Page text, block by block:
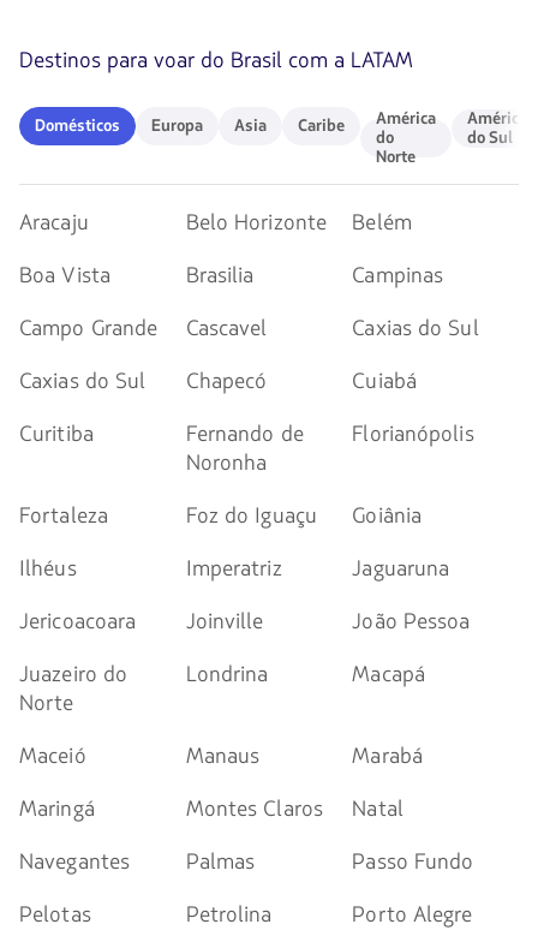
flechas
para
navegar
Destinos para voar do Brasil com a LATAM
Domésticos
Domésticos Europa
Europa Asia
Asia Caribe
Caribe
América
do
Norte
América
do
Norte
América
do
América
do Sul
Aracaju Belo Horizonte
Belém
Boa Vista
Brasilia
Campinas
Campo Grande
Cascavel
Caxias do Sul
Caxias do Sul
Chapecó
Cuiabá
Curitiba
Fernando de
Noronha
Florianópolis
Fortaleza Foz do Iguaçu
Goiânia
Ilhéus
Imperatriz
Jaguaruna
Jericoacoara
Joinville
João Pessoa
Juazeiro do
Norte
Londrina Macapá
Maceió Manaus
Marabá
Maringá
Montes Claros
Natal
Navegantes
Palmas
Passo Fundo
Pelotas
Petrolina
Porto Alegre